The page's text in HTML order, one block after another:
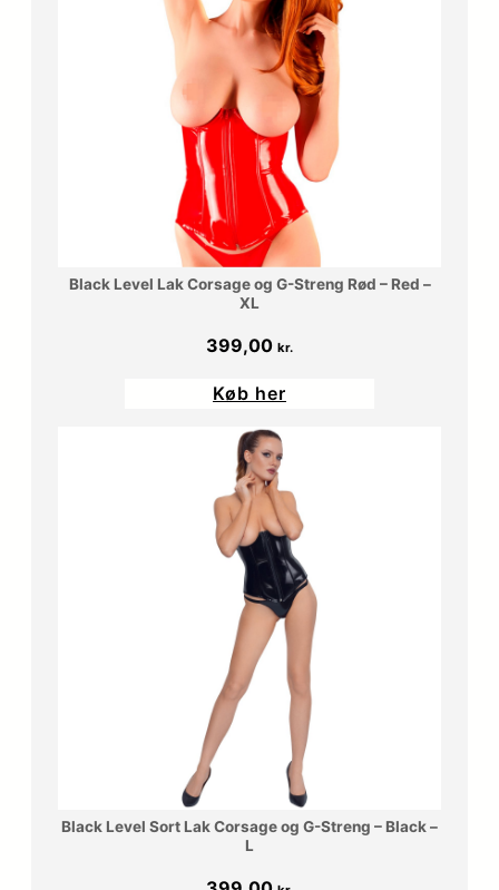
Black Level Lak Corsage og G-Streng Rød – Red –
XL
399,00 kr.
Køb her
Black Level Sort Lak Corsage og G-Streng – Black –
L